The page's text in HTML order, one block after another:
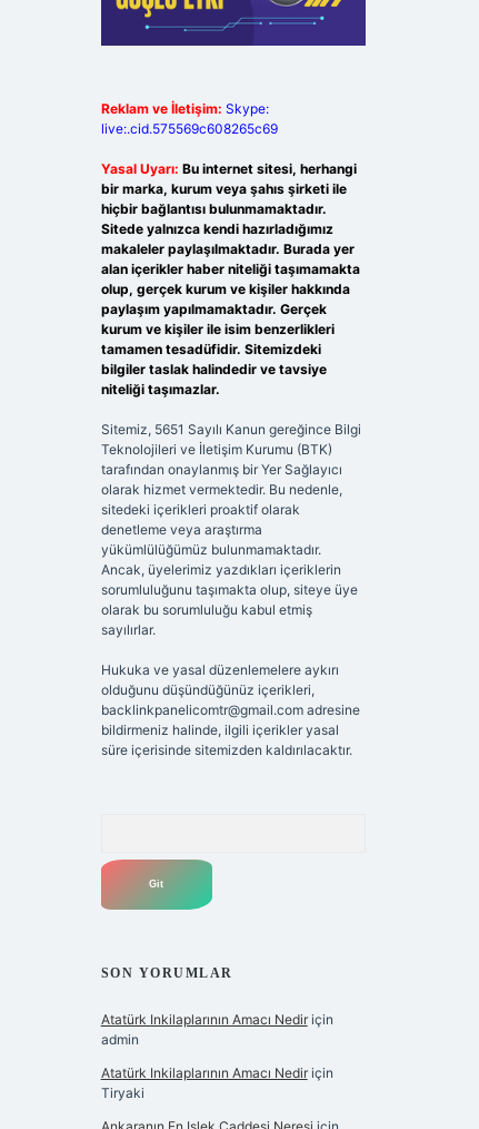
Reklam ve İletişim: Skype:
live:.cid.575569c608265c69
Yasal Uyarı: Bu internet sitesi, herhangi
bir marka, kurum veya şahıs şirketi ile
hiçbir bağlantısı bulunmamaktadır.
Sitede yalnızca kendi hazırladığımız
makaleler paylaşılmaktadır. Burada yer
alan içerikler haber niteliği taşımamakta
olup, gerçek kurum ve kişiler hakkında
paylaşım yapılmamaktadır. Gerçek
kurum ve kişiler ile isim benzerlikleri
tamamen tesadüfidir. Sitemizdeki
bilgiler taslak halindedir ve tavsiye
niteliği taşımazlar.
Sitemiz, 5651 Sayılı Kanun gereğince Bilgi
Teknolojileri ve İletişim Kurumu (BTK)
tarafından onaylanmış bir Yer Sağlayıcı
olarak hizmet vermektedir. Bu nedenle,
sitedeki içerikleri proaktif olarak
denetleme veya araştırma
yükümlülüğümüz bulunmamaktadır.
Ancak, üyelerimiz yazdıkları içeriklerin
sorumluluğunu taşımakta olup, siteye üye
olarak bu sorumluluğu kabul etmiş
sayılırlar.
Hukuka ve yasal düzenlemelere aykırı
olduğunu düşündüğünüz içerikleri,
backlinkpanelicomtr@gmail.comadresine
bildirmeniz halinde, ilgili içerikler yasal
süre içerisinde sitemizden kaldırılacaktır.
SON YORUMLAR
Atatürk Inkilaplarının Amacı Nediriçin
admin
Atatürk Inkilaplarının Amacı Nediriçin
Tiryaki